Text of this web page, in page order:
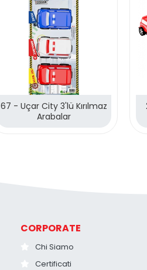
67 - Uçar City 3'lü Kırılmaz
Arabalar
CORPORATE
Chi Siamo
Certificati